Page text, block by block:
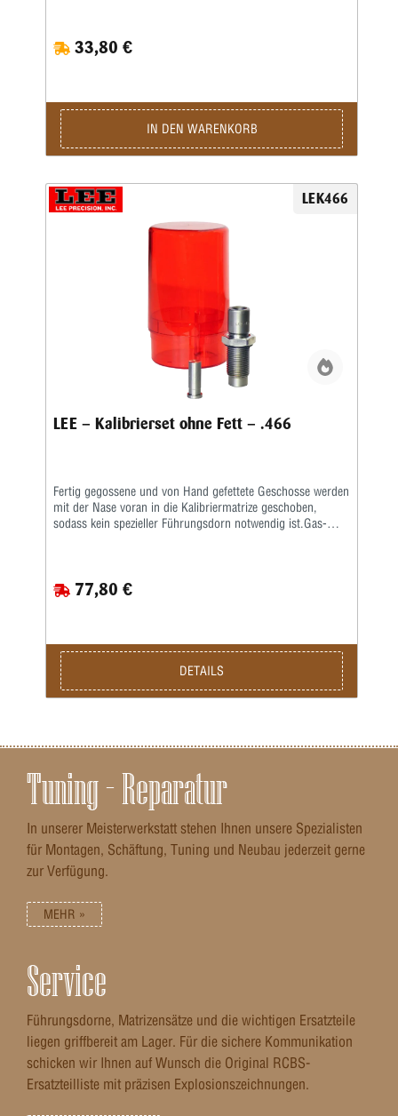
sauberes Arbeiten gewährleistet ist.Das Fett- und
Kalibrierset passt auf alle Wiederladepressen mit
Verwendung dieses Kits sind Lee Liquid Alox und Reloading
Press erforderlich und separat erhältlich.Hinweis: Wenn Sie
dieses Kit in der APP oder Deluxe APP verwenden, müssen
Kunden ihren eigenen Auffangbehälter bereitstellen. Siehe
33,80 €
IN DEN WARENKORB
LEK466
LEE – Kalibrierset ohne Fett – .466
Fertig gegossene und von Hand gefettete Geschosse werden
mit der Nase voran in die Kalibriermatrize geschoben,
sodass kein spezieller Führungsdorn notwendig ist.Gas-
sauberes Arbeiten gewährleistet ist.Das Fett- und
Kalibrierset passt auf alle Wiederladepressen mit
Verwendung dieses Kits sind Lee Liquid Alox und Reloading
Press erforderlich und separat erhältlich.Hinweis: Wenn Sie
dieses Kit in der APP oder Deluxe APP verwenden, müssen
Kunden ihren eigenen Auffangbehälter bereitstellen. Siehe
77,80 €
DETAILS
Tuning – Reparatur
In unserer Meisterwerkstatt stehen Ihnen unsere Spezialisten
für Montagen, Schäftung, Tuning und Neubau jederzeit gerne
zur Verfügung.
MEHR »
Service
Führungsdorne, Matrizensätze und die wichtigen Ersatzteile
liegen griffbereit am Lager. Für die sichere Kommunikation
schicken wir Ihnen auf Wunsch die Original RCBS-
Ersatzteilliste mit präzisen Explosionszeichnungen.